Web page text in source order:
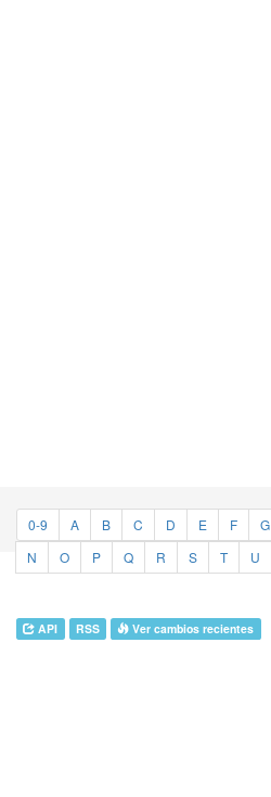
0-9 A B C D E F G
N
O P Q R S T U
API RSS Ver cambios recientes